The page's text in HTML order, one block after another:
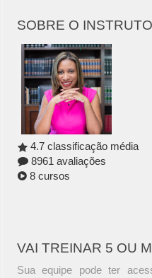
SOBRE O
4.7 classificação média
8961 avaliações
8 cursos
VAI TREINAR 5 OU
Sua equipe pode ter